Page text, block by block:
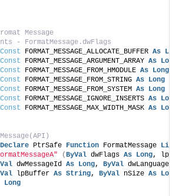
Message
- FormatMessage.dwFlags
Const FORMAT_MESSAGE_ALLOCATE_BUFFER As
Const FORMAT_MESSAGE_ARGUMENT_ARRAY As Long
Const FORMAT_MESSAGE_FROM_HMODULE As Long
Const FORMAT_MESSAGE_FROM_STRING As Long
Const FORMAT_MESSAGE_FROM_SYSTEM As Long
Const FORMAT_MESSAGE_IGNORE_INSERTS As Long
Const FORMAT_MESSAGE_MAX_WIDTH_MASK As Long
Declare PtrSafe Function FormatMessage Lib
(ByVal dwFlags As Long,
dwMessageId As Long, ByVal
lpBuffer As String, ByVal nSize As Long
Long